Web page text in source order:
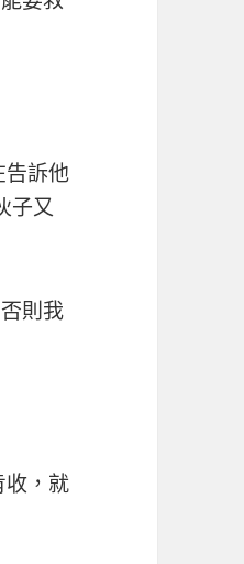
告訴他
子又
則我
收，就